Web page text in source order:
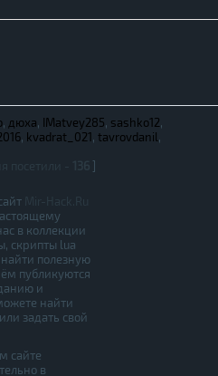
, дюха, IMatvey285, sashko12,
, kvadrat_021, tavrovdanil,
]
в коллекции
скрипты lua
полезную
публикуются
и
найти
задать свой
сайте
в